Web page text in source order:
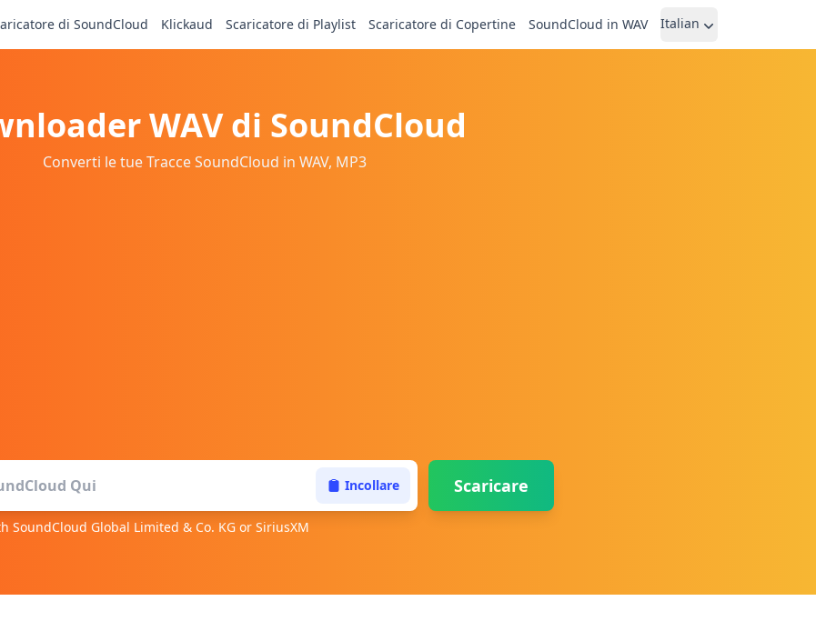
di SoundCloud Klickaud Scaricatore di Playlist Scaricatore di Copertine SoundCloud in WAV Italian
WAV di SoundCloud
Converti le tue Tracce SoundCloud in WAV, MP3
Incollare Scaricare
SoundCloud Global Limited & Co. KG or SiriusXM